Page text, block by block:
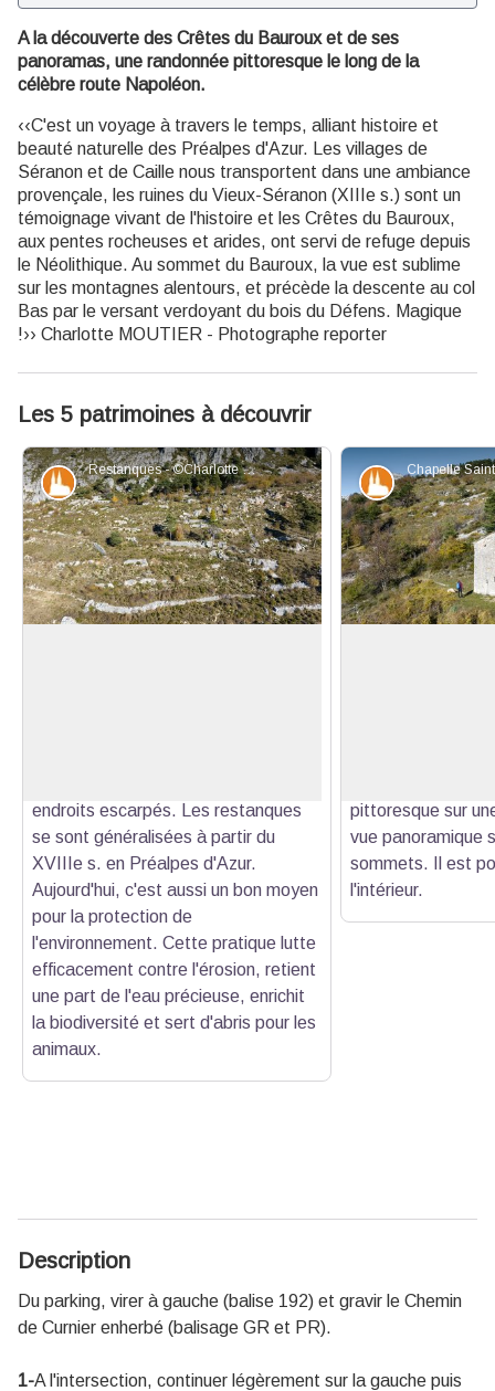
A la découverte des Crêtes du Bauroux et de ses
panoramas, une randonnée pittoresque le long de la
célèbre route Napoléon.
‹‹C'est un voyage à travers le temps, alliant histoire et
beauté naturelle des Préalpes d'Azur. Les villages de
Séranon et de Caille nous transportent dans une ambiance
provençale, les ruines du Vieux-Séranon (XIIIe s.) sont un
témoignage vivant de l'histoire et les Crêtes du Bauroux,
aux pentes rocheuses et arides, ont servi de refuge depuis
le Néolithique. Au sommet du Bauroux, la vue est sublime
sur les montagnes alentours, et précède la descente au col
Bas par le versant verdoyant du bois du Défens. Magique
!›› Charlotte MOUTIER - Photographe reporter
Les 5 patrimoines à découvrir
Restanques - ©Charlotte Moutier - Photographe reporter
Patrimoine et histoire
endroits escarpés. Les restanques
se sont généralisées à partir du
XVIIIe s. en Préalpes d'Azur.
Aujourd'hui, c'est aussi un bon moyen
pour la protection de
l'environnement. Cette pratique lutte
efficacement contre l'érosion, retient
une part de l'eau précieuse, enrichit
la biodiversité et sert d'abris pour les
animaux.
Patrimoine
pittoresque sur
vue panoramique
sommets. Il est
l'intérieur.
Description
Du parking, virer à gauche (balise 192) et gravir le Chemin
de Curnier enherbé (balisage GR et PR).
1-A l'intersection, continuer légèrement sur la gauche puis